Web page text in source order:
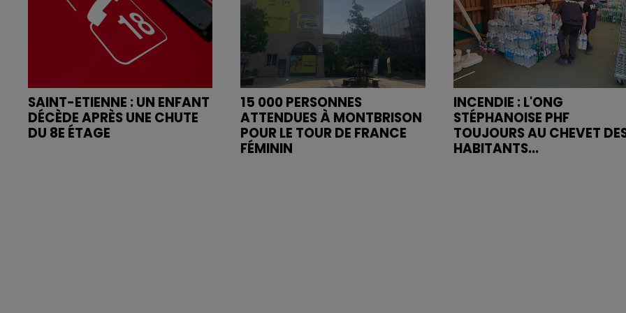
SAINT-ETIENNE : UN ENFANT
DÉCÈDE APRÈS UNE CHUTE
DU 8E ÉTAGE
15 000 PERSONNES
ATTENDUES À MONTBRISON
POUR LE TOUR DE FRANCE
FÉMININ
INCENDIE : L'ONG
STÉPHANOISE PHF
TOUJOURS AU CHEVET
HABITANTS...